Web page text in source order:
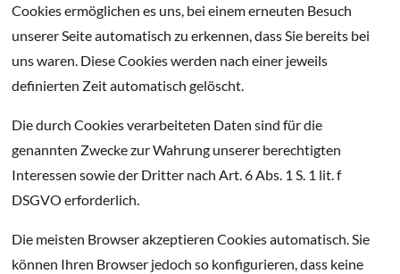
Cookies ermöglichen es uns, bei einem erneuten Besuch
unserer Seite automatisch zu erkennen, dass Sie bereits bei
uns waren. Diese Cookies werden nach einer jeweils
definierten Zeit automatisch gelöscht.
Die durch Cookies verarbeiteten Daten sind für die
genannten Zwecke zur Wahrung unserer berechtigten
Interessen sowie der Dritter nach Art. 6 Abs. 1 S. 1 lit. f
DSGVO erforderlich.
Die meisten Browser akzeptieren Cookies automatisch. Sie
können Ihren Browser jedoch so konfigurieren, dass keine